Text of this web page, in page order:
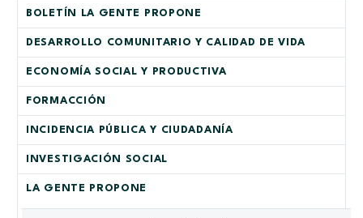
BOLETÍN LA GENTE PROPONE
DESARROLLO COMUNITARIO Y CALIDAD DE VIDA
ECONOMÍA SOCIAL Y PRODUCTIVA
FORMACCIÓN
INCIDENCIA PÚBLICA Y CIUDADANÍA
INVESTIGACIÓN SOCIAL
LA GENTE PROPONE